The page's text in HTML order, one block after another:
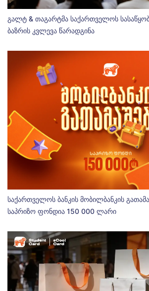
გალტ & თაგარტმა საქართველოს
ბაზრის კვლევა წარადგინა
საქართველოს ბანკის მობილბანკის
საპრიზო ფონდია 150 000 ლარი